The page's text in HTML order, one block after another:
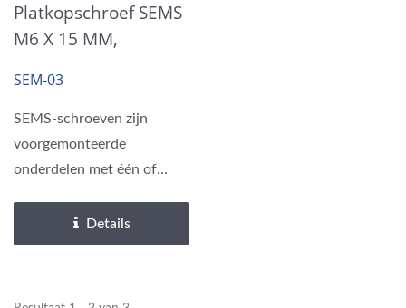
Platkopschroef SEMS
M6 X 15 MM,
SEM-03
SEMS-schroeven zijn
voorgemonteerde
onderdelen met één of
Details